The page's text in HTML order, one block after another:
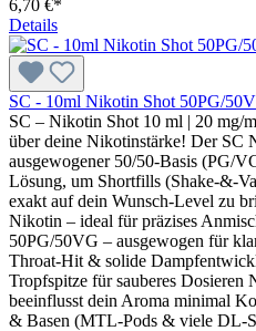
6,70 €*
Details
SC - 10ml Nikotin Shot 50PG/
SC – Nikotin Shot 10 ml | 20 mg/
über deine Nikotinstärke! Der SC
ausgewogener 50/50-Basis (PG/
Lösung, um Shortfills (Shake-&-
exakt auf dein Wunsch-Level zu
Nikotin – ideal für präzises
50PG/50VG – ausgewogen für
Throat-Hit & solide
Tropfspitze für sauberes Dosieren
beeinflusst dein Aroma minimal
& Basen (MTL-Pods & viele DL-